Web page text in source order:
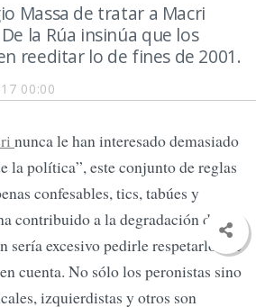
00:00
Massa de tratar a Macri
la Rúa insinúa que los
reeditar lo de fines de 2001.
nunca le han interesado demasiado
la política”, este conjunto de reglas
confesables, tics, tabúes y
contribuido a la degradación del
sería excesivo pedirle respetarlos, le
cuenta. No sólo los peronistas sino
izquierdistas y otros son